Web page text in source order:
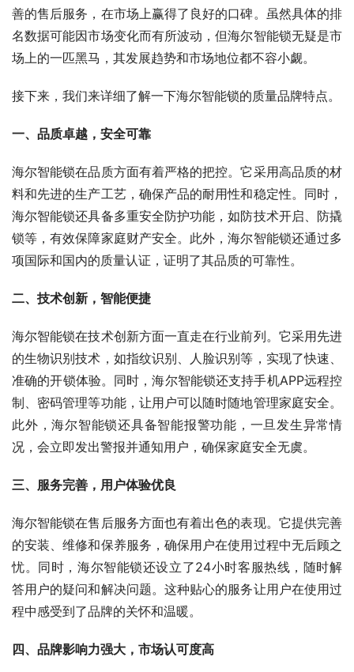
善的售后服务，在市场上赢得了良好的口碑。虽然具体的排
名数据可能因市场变化而有所波动，但海尔智能锁无疑是市
场上的一匹黑马，其发展趋势和市场地位都不容小觑。
接下来，我们来详细了解一下海尔智能锁的质量品牌特点。
一、品质卓越，安全可靠
海尔智能锁在品质方面有着严格的把控。它采用高品质的材
料和先进的生产工艺，确保产品的耐用性和稳定性。同时，
海尔智能锁还具备多重安全防护功能，如防技术开启、防撬
锁等，有效保障家庭财产安全。此外，海尔智能锁还通过多
项国际和国内的质量认证，证明了其品质的可靠性。
二、技术创新，智能便捷
海尔智能锁在技术创新方面一直走在行业前列。它采用先进
的生物识别技术，如指纹识别、人脸识别等，实现了快速、
准确的开锁体验。同时，海尔智能锁还支持手机APP远程控
制、密码管理等功能，让用户可以随时随地管理家庭安全。
此外，海尔智能锁还具备智能报警功能，一旦发生异常情
况，会立即发出警报并通知用户，确保家庭安全无虞。
三、服务完善，用户体验优良
海尔智能锁在售后服务方面也有着出色的表现。它提供完善
的安装、维修和保养服务，确保用户在使用过程中无后顾之
忧。同时，海尔智能锁还设立了24小时客服热线，随时解
答用户的疑问和解决问题。这种贴心的服务让用户在使用过
程中感受到了品牌的关怀和温暖。
四、品牌影响力强大，市场认可度高